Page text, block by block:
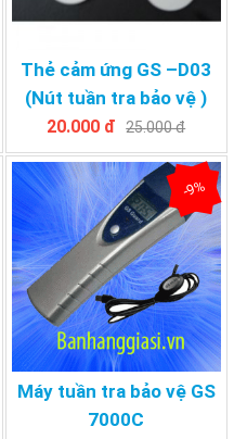
Thẻ cảm ứng GS –D03
(Nút tuần tra bảo vệ )
20.000 đ 25.000 đ
Máy tuần tra bảo vệ GS
7000C
-9%